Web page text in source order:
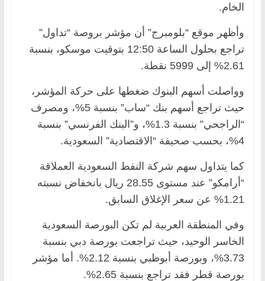
الخام.
وأظهر موقع “بلومبرج” أن مؤشر بروصة “تداول”
تراجع بحلول الساعة 12:50 بتوقيت موسكو، بنسبة
2.61% إلى 5999 نقطة.
وواصلت أسهم البنوك ضغطها على حركة المؤشر،
حيث تراجع أسهم بنك “ساب” بنسبة 5%، ومصرف
“الراجحي” بنسبة 1.3%، و”البنك الفرنسي” بنسبة
4%، بحسب صحيفة “الاقتصادية” السعودية.
كما يتداول سهم شركة النفط السعودية العملاقة
“أرامكو” عند مستوى 28.55 ريال بانخفاض نسبته
1.21% عن سعر الإغلاق السابق.
وفي المنطقة العربية لم تكن البورصة السعودية
الخاسر الوحيد، حيث تراجعت بورصة دبي بنسبة
3.73%، وبورصة أبوظبي بنسبة 2.12%. أما مؤشر
بورصة قطر فقد تراجع بنسبة 2.65%.